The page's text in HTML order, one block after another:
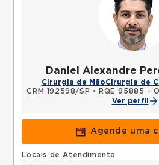
Daniel Alexandre
Cirurgia de MãoCirurgia de
CRM 192598/SP •
RQE 95885 -
Ver perfil
Agende uma
Locais de Atendimento